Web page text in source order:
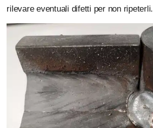
rilevare eventuali difetti per non ripeterli.